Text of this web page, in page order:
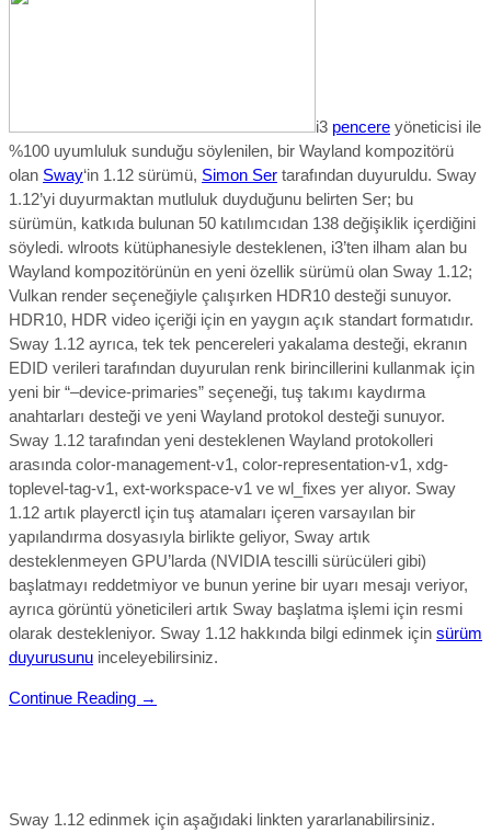
i3 pencere yöneticisi ile
%100 uyumluluk sunduğu söylenilen, bir Wayland kompozitörü
olan Sway‘in 1.12 sürümü, Simon Ser tarafından duyuruldu. Sway
1.12’yi duyurmaktan mutluluk duyduğunu belirten Ser; bu
sürümün, katkıda bulunan 50 katılımcıdan 138 değişiklik içerdiğini
söyledi. wlroots kütüphanesiyle desteklenen, i3’ten ilham alan bu
Wayland kompozitörünün en yeni özellik sürümü olan Sway 1.12;
Vulkan render seçeneğiyle çalışırken HDR10 desteği sunuyor.
HDR10, HDR video içeriği için en yaygın açık standart formatıdır.
Sway 1.12 ayrıca, tek tek pencereleri yakalama desteği, ekranın
EDID verileri tarafından duyurulan renk birincillerini kullanmak için
yeni bir “–device-primaries” seçeneği, tuş takımı kaydırma
anahtarları desteği ve yeni Wayland protokol desteği sunuyor.
Sway 1.12 tarafından yeni desteklenen Wayland protokolleri
arasında color-management-v1, color-representation-v1, xdg-
toplevel-tag-v1, ext-workspace-v1 ve wl_fixes yer alıyor. Sway
1.12 artık playerctl için tuş atamaları içeren varsayılan bir
yapılandırma dosyasıyla birlikte geliyor, Sway artık
desteklenmeyen GPU’larda (NVIDIA tescilli sürücüleri gibi)
başlatmayı reddetmiyor ve bunun yerine bir uyarı mesajı veriyor,
ayrıca görüntü yöneticileri artık Sway başlatma işlemi için resmi
olarak destekleniyor. Sway 1.12 hakkında bilgi edinmek için sürüm
duyurusunu inceleyebilirsiniz.
Continue Reading →
Sway 1.12 edinmek için aşağıdaki linkten yararlanabilirsiniz.